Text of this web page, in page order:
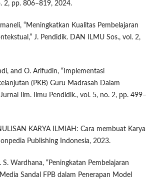
2, pp. 806–819, 2024.
“Meningkatkan Kualitas Pembelajaran
J. Pendidik. DAN ILMU Sos., vol. 2,
and O. Arifudin, “Implementasi
(PKB) Guru Madrasah Dalam
Ilm. Ilmu Pendidik., vol. 5, no. 2, pp. 499–
KARYA ILMIAH: Cara membuat Karya
Publishing Indonesia, 2023.
Wardhana, “Peningkatan Pembelajaran
Sandal FPB dalam Penerapan Model